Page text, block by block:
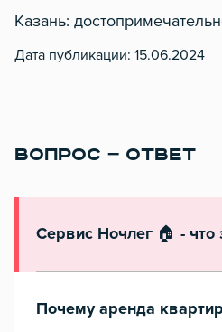
Казань:
Дата публикации: 15.06.2024
ВОПРОС – ОТВЕТ
Сервис Ночлег 🏠 - что
Почему аренда